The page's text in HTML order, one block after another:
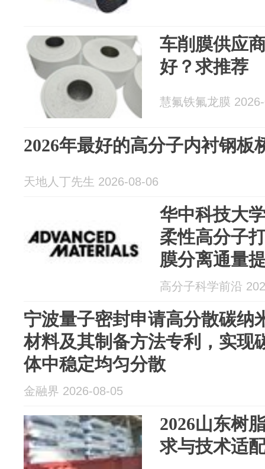
车削膜供应
好？求推荐
慧氟铁氟龙膜
2026年最好的高分子内衬钢板
天地人丁先生 2026-08-06
华中科技大
柔性高分子
膜分离通量
高分子科学前沿
宁波量子密封申请高分散碳纳
材料及其制备方法专利，实现
体中稳定均匀分散
金融界 2026-08-05
2026山东树
求与技术适